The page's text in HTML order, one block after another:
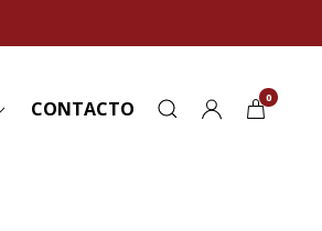
CONTACTO 0